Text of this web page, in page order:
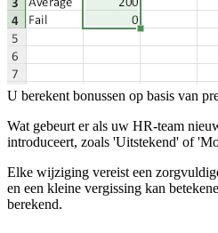
U berekent bonussen op basis van
Wat gebeurt er als uw HR-team
introduceert, zoals 'Uitstekend' of
Elke wijziging vereist een
en een kleine vergissing kan
berekend.